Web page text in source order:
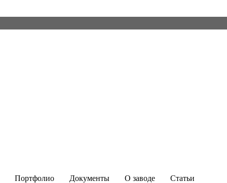
Портфолио Документы О заводе Статьи